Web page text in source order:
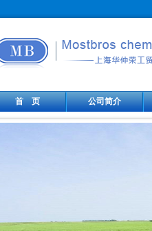
首 页 公司简介